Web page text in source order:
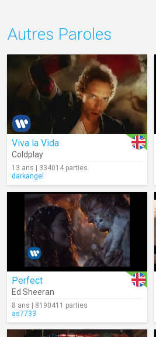
Autres Paroles
Viva la Vida
Coldplay
13 ans | 334014 parties
darkangel
Perfect
Ed Sheeran
8 ans | 8190411 parties
as7733